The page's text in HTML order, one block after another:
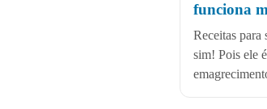
funciona
Receitas para
sim! Pois ele